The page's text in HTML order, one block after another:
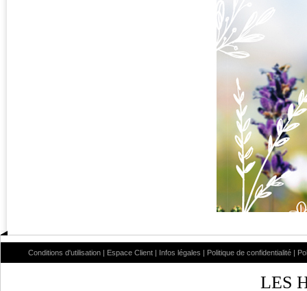
Conditions d'utilisation| Espace Client| Infos légales | Politique de confidentialité|
LES